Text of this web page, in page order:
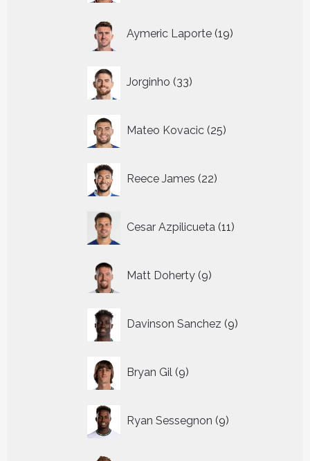
Aymeric Laporte 19
producten
Jorginho 33
producten
Mateo Kovacic 25
producten
Reece James 22
producten
Cesar Azpilicueta 11
producten
Matt Doherty 9
producten
Davinson Sanchez 9
producten
Bryan Gil 9
producten
Ryan Sessegnon 9
producten